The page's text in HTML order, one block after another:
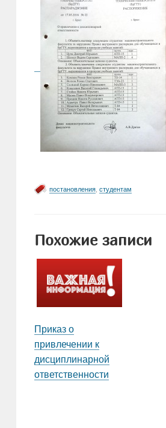
постановления, студентам
Похожие записи
Приказ о
привлечении к
дисциплинарной
ответственности